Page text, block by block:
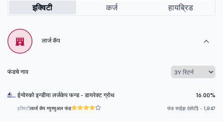
इक्विटी कर्ज हायब्रिड
लार्ज कॅप
फंडचे नाव
ईन्वेस्को इन्डीया लर्जकेप फन्ड - डायरेक्ट ग्रोथ 16.00%
इक्विटीलार्ज कॅप म्युच्युअल फंड फंड साईझ (कोटी) - 1,847